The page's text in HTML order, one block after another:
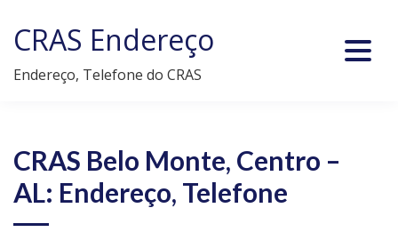
content
CRAS Endereço
Endereço, Telefone do CRAS
CRAS Belo Monte, Centro –
AL: Endereço, Telefone